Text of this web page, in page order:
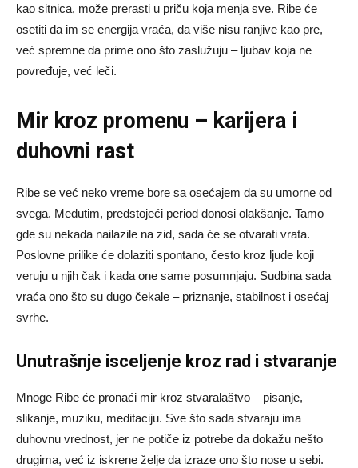
kao sitnica, može prerasti u priču koja menja sve. Ribe će
osetiti da im se energija vraća, da više nisu ranjive kao pre,
već spremne da prime ono što zaslužuju – ljubav koja ne
povređuje, već leči.
Mir kroz promenu – karijera i
duhovni rast
Ribe se već neko vreme bore sa osećajem da su umorne od
svega. Međutim, predstojeći period donosi olakšanje. Tamo
gde su nekada nailazile na zid, sada će se otvarati vrata.
Poslovne prilike će dolaziti spontano, često kroz ljude koji
veruju u njih čak i kada one same posumnjaju. Sudbina sada
vraća ono što su dugo čekale – priznanje, stabilnost i osećaj
svrhe.
Unutrašnje isceljenje kroz rad i stvaranje
Mnoge Ribe će pronaći mir kroz stvaralaštvo – pisanje,
slikanje, muziku, meditaciju. Sve što sada stvaraju ima
duhovnu vrednost, jer ne potiče iz potrebe da dokažu nešto
drugima, već iz iskrene želje da izraze ono što nose u sebi.